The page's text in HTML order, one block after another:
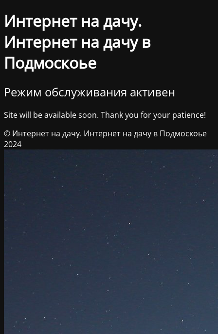
Интернет на дачу.
Интернет на дачу в
Подмоскоье
Режим обслуживания активен
Site will be available soon. Thank you for your patience!
© Интернет на дачу. Интернет на дачу в Подмоскоье
2024